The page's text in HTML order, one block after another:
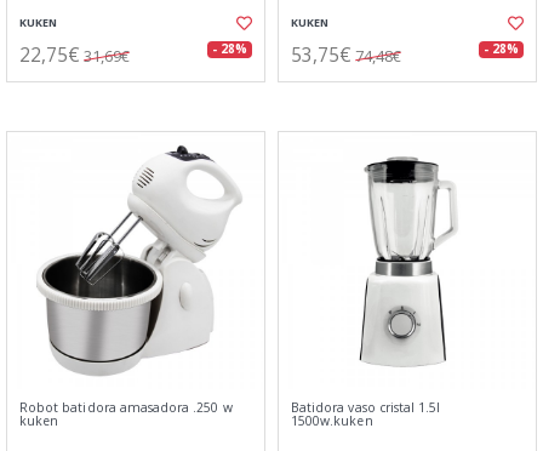
KUKEN
22,75€ 31,69€ - 28%
KUKEN
53,75€ 74,48€ - 28%
Robot batidora amasadora .250 w
kuken
Batidora vaso cristal 1.5l
1500w.kuken